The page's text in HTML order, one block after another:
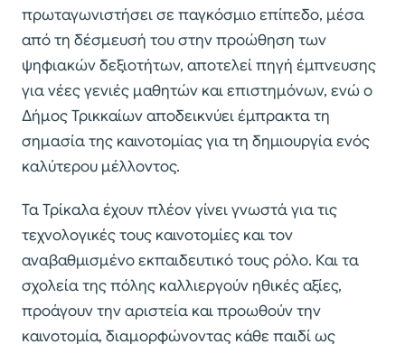
πρωταγωνιστήσει σε παγκόσμιο επίπεδο, μέσα
από τη δέσμευσή του στην προώθηση των
ψηφιακών δεξιοτήτων, αποτελεί πηγή έμπνευσης
για νέες γενιές μαθητών και επιστημόνων, ενώ ο
Δήμος Τρικκαίων αποδεικνύει έμπρακτα τη
σημασία της καινοτομίας για τη δημιουργία ενός
καλύτερου μέλλοντος.
Τα Τρίκαλα έχουν πλέον γίνει γνωστά για τις
τεχνολογικές τους καινοτομίες και τον
αναβαθμισμένο εκπαιδευτικό τους ρόλο. Και τα
σχολεία της πόλης καλλιεργούν ηθικές αξίες,
προάγουν την αριστεία και προωθούν την
καινοτομία, διαμορφώνοντας κάθε παιδί ως